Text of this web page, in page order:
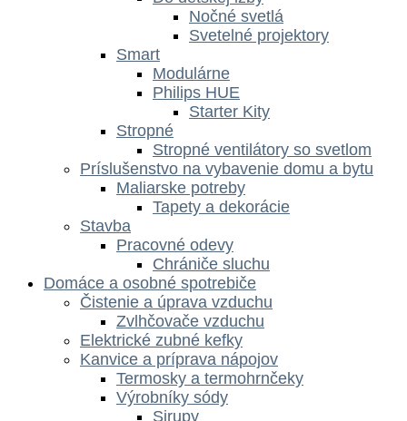
Nočné svetlá
Svetelné projektory
Smart
Modulárne
Philips HUE
Starter Kity
Stropné
Stropné ventilátory so svetlom
Príslušenstvo na vybavenie domu a bytu
Maliarske potreby
Tapety a dekorácie
Stavba
Pracovné odevy
Chrániče sluchu
Domáce a osobné spotrebiče
Čistenie a úprava vzduchu
Zvlhčovače vzduchu
Elektrické zubné kefky
Kanvice a príprava nápojov
Termosky a termohrnčeky
Výrobníky sódy
Sirupy